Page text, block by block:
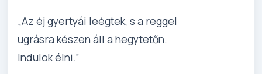
„Az éj gyertyái leégtek, s a reggel
ugrásra készen áll a hegytetőn.
Indulok élni.”